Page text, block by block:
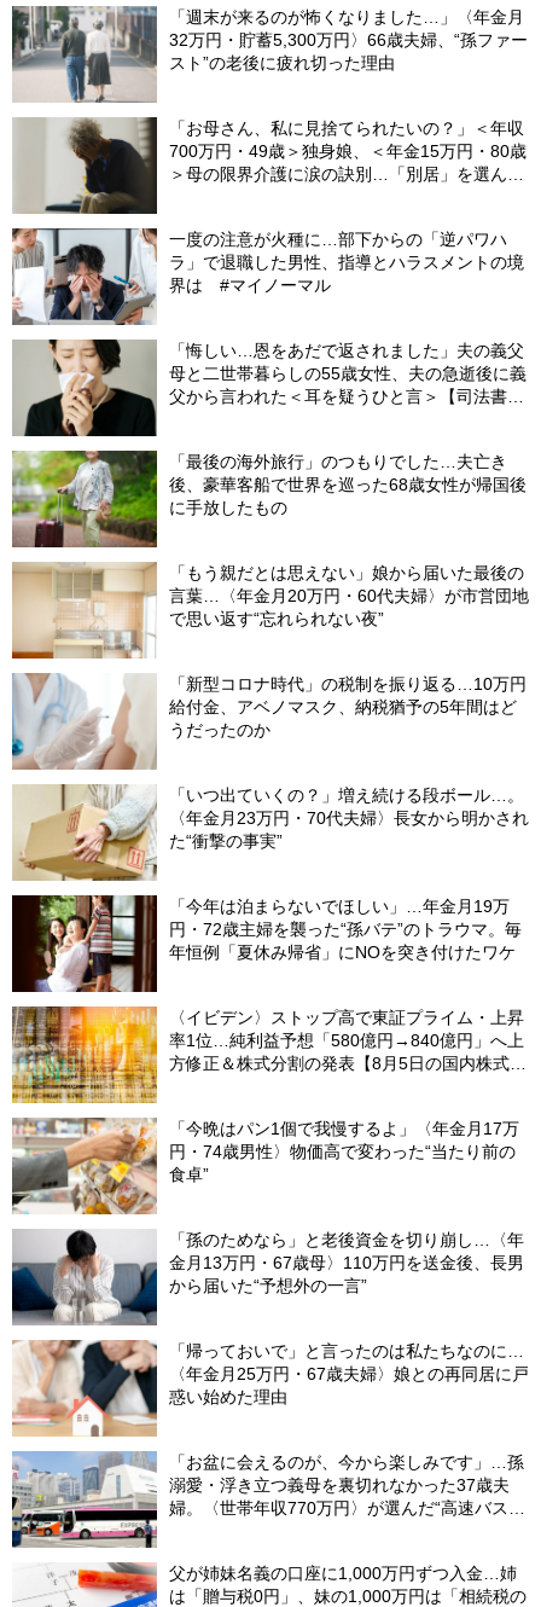
「週末が来るのが怖くなりました…」〈年金月
32万円・貯蓄5,300万円〉66歳夫婦、“孫ファー
スト”の老後に疲れ切った理由
「お母さん、私に見捨てられたいの？」＜年収
700万円・49歳＞独身娘、＜年金15万円・80歳
＞母の限界介護に涙の訣別…「別居」を選んだ
一度の注意が火種に…部下からの「逆パワハ
ラ」で退職した男性、指導とハラスメントの境
界は #マイノーマル
「悔しい…恩をあだで返されました」夫の義父
母と二世帯暮らしの55歳女性、夫の急逝後に義
父から言われた＜耳を疑うひと言＞【司法書士
「最後の海外旅行」のつもりでした…夫亡き
後、豪華客船で世界を巡った68歳女性が帰国後
に手放したもの
「もう親だとは思えない」娘から届いた最後の
言葉…〈年金月20万円・60代夫婦〉が市営団地
で思い返す“忘れられない夜”
「新型コロナ時代」の税制を振り返る…10万円
給付金、アベノマスク、納税猶予の5年間はど
うだったのか
「いつ出ていくの？」増え続ける段ボール…。
〈年金月23万円・70代夫婦〉長女から明かされ
た“衝撃の事実”
「今年は泊まらないでほしい」…年金月19万
円・72歳主婦を襲った“孫バテ”のトラウマ。毎
年恒例「夏休み帰省」にNOを突き付けたワケ
〈イビデン〉ストップ高で東証プライム・上昇
率1位…純利益予想「580億円→840億円」へ上
方修正＆株式分割の発表【8月5日の国内株式市
「今晩はパン1個で我慢するよ」〈年金月17万
円・74歳男性〉物価高で変わった“当たり前の
食卓”
「孫のためなら」と老後資金を切り崩し…〈年
金月13万円・67歳母〉110万円を送金後、長男
から届いた“予想外の一言”
「帰っておいで」と言ったのは私たちなのに…
〈年金月25万円・67歳夫婦〉娘との再同居に戸
惑い始めた理由
「お盆に会えるのが、今から楽しみです」…孫
溺愛・浮き立つ義母を裏切れなかった37歳夫
婦。〈世帯年収770万円〉が選んだ“高速バス帰
父が姉妹名義の口座に1,000万円ずつ入金…姉
は「贈与税0円」、妹の1,000万円は「相続税の